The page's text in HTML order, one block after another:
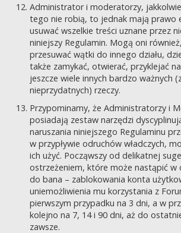
Administrator i moderatorzy,
tego nie robią, to jednak mają prawo
usuwać wszelkie treści uznane przez
niniejszy Regulamin. Mogą oni
przesuwać wątki do innego działu,
także zamykać, otwierać, przyklejać
jeszcze wiele innych bardzo ważnych
nieprzydatnych) rzeczy.
Przypominamy, że Administratorzy i
posiadają zestaw narzędzi
naruszania niniejszego Regulaminu
w przypływie odruchów władczych,
ich użyć. Począwszy od delikatnej
ostrzeżeniem, które może nastąpić w
do bana – zablokowania konta
uniemożliwienia mu korzystania z
pierwszym przypadku na 3 dni, a w
kolejno na 7, 14 i 90 dni, aż do
zawsze.